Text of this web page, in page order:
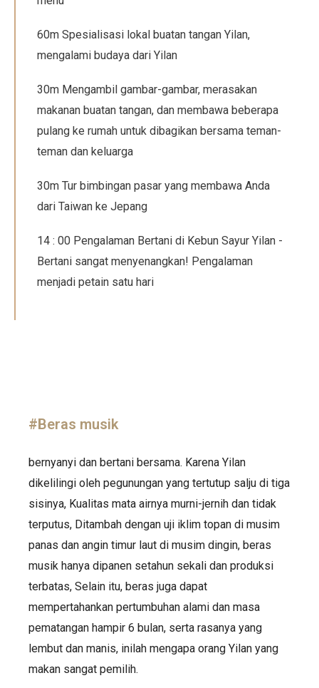
60m Spesialisasi lokal buatan tangan Yilan,
mengalami budaya dari Yilan
30m Mengambil gambar-gambar, merasakan
makanan buatan tangan, dan membawa beberapa
pulang ke rumah untuk dibagikan bersama teman-
teman dan keluarga
30m Tur bimbingan pasar yang membawa Anda
dari Taiwan ke Jepang
14 : 00 Pengalaman Bertani di Kebun Sayur Yilan -
Bertani sangat menyenangkan! Pengalaman
menjadi petain satu hari
#Beras musik
bernyanyi dan bertani bersama. Karena Yilan
dikelilingi oleh pegunungan yang tertutup salju di tiga
sisinya, Kualitas mata airnya murni-jernih dan tidak
terputus, Ditambah dengan uji iklim topan di musim
panas dan angin timur laut di musim dingin, beras
musik hanya dipanen setahun sekali dan produksi
terbatas, Selain itu, beras juga dapat
mempertahankan pertumbuhan alami dan masa
pematangan hampir 6 bulan, serta rasanya yang
lembut dan manis, inilah mengapa orang Yilan yang
makan sangat pemilih.